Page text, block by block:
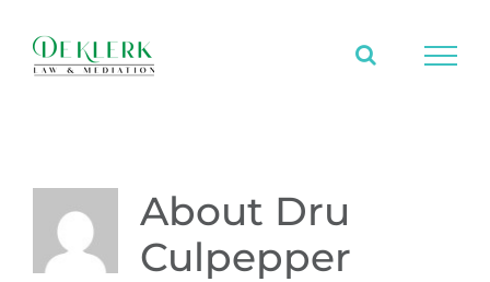
content
About Dru
Culpepper